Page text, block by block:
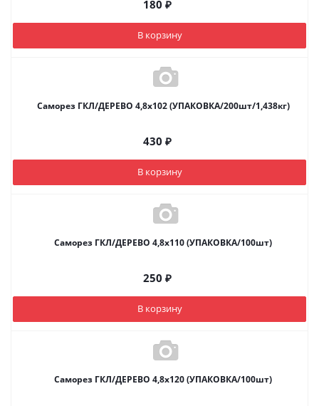
180 ₽
В корзину
Саморез ГКЛ/ДЕРЕВО 4,8х102 (УПАКОВКА/200шт/1,438кг)
430 ₽
В корзину
Саморез ГКЛ/ДЕРЕВО 4,8х110 (УПАКОВКА/100шт)
250 ₽
В корзину
Саморез ГКЛ/ДЕРЕВО 4,8х120 (УПАКОВКА/100шт)